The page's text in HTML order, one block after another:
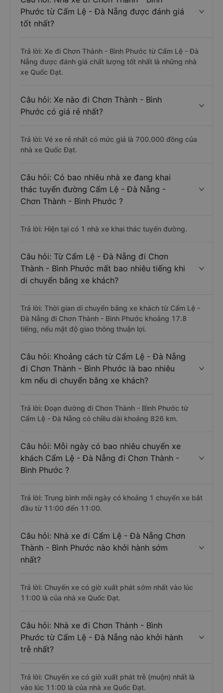
Phước từ Cẩm Lệ - Đà Nẵng được đánh giá
tốt nhất?
Trả lời: Xe đi Chơn Thành - Bình Phước từ Cẩm Lệ - Đà
Nẵng được đánh giá chất lượng tốt nhất là những nhà
xe Quốc Đạt.
Câu hỏi: Xe nào đi Chơn Thành - Bình
Phước có giá rẻ nhất?
Trả lời: Vé xe rẻ nhất có mức giá là 700.000 đồng của
nhà xe Quốc Đạt.
Câu hỏi: Có bao nhiêu nhà xe đang khai
thác tuyến đường Cẩm Lệ - Đà Nẵng -
Chơn Thành - Bình Phước ?
Trả lời: Hiện tại có 1 nhà xe khai thác tuyến đường.
Câu hỏi: Từ Cẩm Lệ - Đà Nẵng đi Chơn
Thành - Bình Phước mất bao nhiêu tiếng khi
di chuyển bằng xe khách?
Trả lời: Thời gian di chuyển bằng xe khách từ Cẩm Lệ -
Đà Nẵng đi Chơn Thành - Bình Phước khoảng 17.8
tiếng, nếu mật độ giao thông thuận lợi.
Câu hỏi: Khoảng cách từ Cẩm Lệ - Đà Nẵng
đi Chơn Thành - Bình Phước là bao nhiêu
km nếu di chuyển bằng xe khách?
Trả lời: Đoạn đường đi Chơn Thành - Bình Phước từ
Cẩm Lệ - Đà Nẵng có chiều dài khoảng 826 km.
Câu hỏi: Mỗi ngày có bao nhiêu chuyến xe
khách Cẩm Lệ - Đà Nẵng đi Chơn Thành -
Bình Phước ?
Trả lời: Trung bình mỗi ngày có khoảng 1 chuyến xe bắt
đầu từ 11:00 đến 11:00.
Câu hỏi: Nhà xe đi Cẩm Lệ - Đà Nẵng Chơn
Thành - Bình Phước nào khởi hành sớm
nhất?
Trả lời: Chuyến xe có giờ xuất phát sớm nhất vào lúc
11:00 là của nhà xe Quốc Đạt.
Câu hỏi: Nhà xe đi Chơn Thành - Bình
Phước từ Cẩm Lệ - Đà Nẵng nào khởi hành
trễ nhất?
Trả lời: Chuyến xe có giờ xuất phát trễ (muộn) nhất là
vào lúc 11:00 là của nhà xe Quốc Đạt.